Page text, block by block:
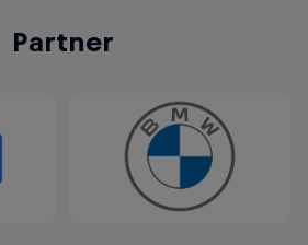
Partner